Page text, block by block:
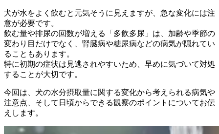
犬が水をよく飲むと元気そうに見えますが、急な変化には注
意が必要です。
飲む量や排尿の回数が増える「多飲多尿」は、加齢や季節の
変わり目だけでなく、腎臓病や糖尿病などの病気が隠れてい
ることもあります。
特に初期の症状は見逃されやすいため、早めに気づいて対処
することが大切です。
今回は、犬の水分摂取量に関する変化から考えられる病気や
注意点、そして日頃からできる観察のポイントについてお伝
えします。